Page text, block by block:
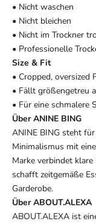
• Nicht waschen
• Nicht bleichen
• Nicht im Trockner
• Professionelle
Size & Fit
• Cropped, oversized
• Fällt größengetreu
• Für eine schmalere
Über ANINE BING
ANINE BING steht
Minimalismus mit
Marke verbindet
schafft zeitgemäße
Garderobe.
Über ABOUT.ALEXA
ABOUT.ALEXA ist